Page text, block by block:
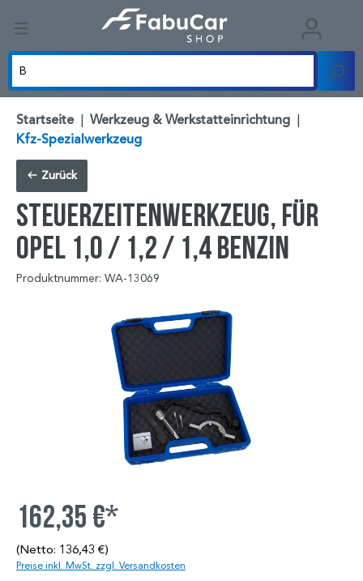
Startseite | Werkzeug & Werkstatteinrichtung |
Kfz-Spezialwerkzeug
Zurück
Steuerzeitenwerkzeug, für
Opel 1,0 / 1,2 / 1,4 Benzin
Produktnummer: WA-13069
162,35 €*
(Netto: 136,43 €)
Preise inkl. MwSt. zzgl. Versandkosten